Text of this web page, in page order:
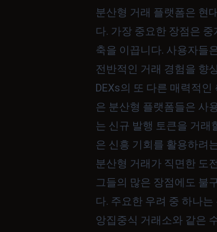
분산형 거래 플랫폼은 현
다. 가장 중요한 장점은
축을 이끕니다. 사용자들
전반적인 거래 경험을 향
DEXs의 또 다른 매력적
은 분산형 플랫폼들은 사
는 신규 발행 토큰을 거래
은 신흥 기회를 활용하려
분산형 거래가 직면한 도전
그들의 많은 장점에도 불
다. 주요한 우려 중 하나
앙집중식 거래소와 같은